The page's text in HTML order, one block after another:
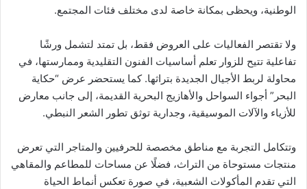
الوطنية، ويحظى بمكانة خاصة لدى مختلف فئات المجتمع.
ولا تقتصر الفعاليات على العروض فقط، بل تمتد لتشمل ورشًا
تفاعلية تتيح للزوار تعلم أساسيات الفنون التقليدية وممارستها، في
محاولة لربط الأجيال الجديدة بتراثها. كما يستحضر عرض “حكاية
البحر” أجواء السواحل والأهازيج البحرية القديمة، إلى جانب معارض
للأزياء والآلات الموسيقية، وجدارية توثق تطور الشعر النبطي.
وتتكامل التجربة مع مناطق مخصصة للحرفيين والمتاجر التي تعرض
منتجات مستوحاة من التراث، فضلًا عن مساحات للمطاعم والمقاهي
التي تقدم المأكولات الشعبية، في صورة تعكس أنماط الحياة